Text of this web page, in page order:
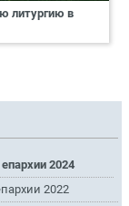
литургию в
2024
2022